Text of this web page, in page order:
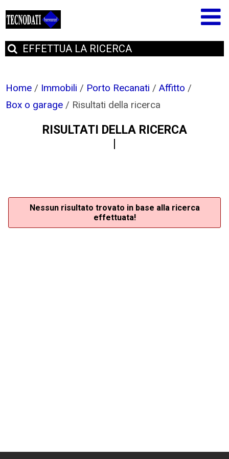
EFFETTUA LA RICERCA
Home / Immobili / Porto Recanati /Affitto /
Box o garage / Risultati della ricerca
RISULTATI DELLA RICERCA
Nessun risultato trovato in base alla ricerca
effettuata!